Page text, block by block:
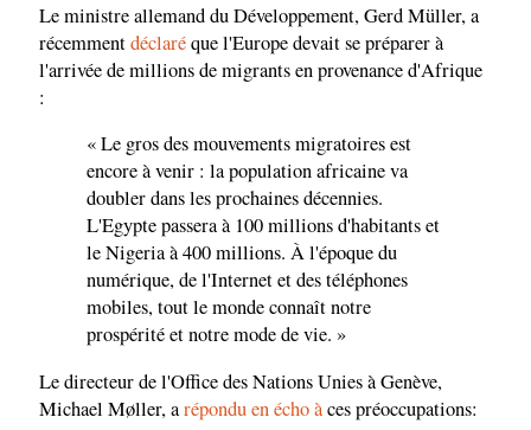
Le ministre allemand du Développement, Gerd Müller, a
récemmentdéclaréque l'Europe devait se préparer à
l'arrivée de millions de migrants en provenance d'Afrique
:
« Le gros des mouvements migratoires est
encore à venir : la population africaine va
doubler dans les prochaines décennies.
L'Egypte passera à 100 millions d'habitants et
le Nigeria à 400 millions. À l'époque du
numérique, de l'Internet et des téléphones
mobiles, tout le monde connaît notre
prospérité et notre mode de vie. »
Le directeur de l'Office des Nations Unies à Genève,
Michael Møller, arépondu en écho àces préoccupations: